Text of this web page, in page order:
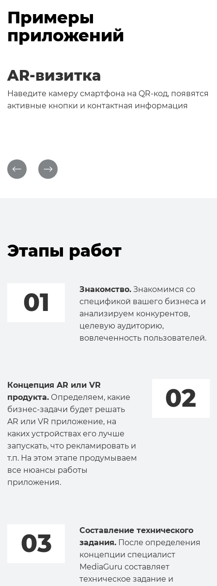
Примеры
приложений
AR-визитка
Наведите камеру смартфона на QR-код, появятся
активные кнопки и контактная информация
Этапы работ
01 Знакомство. Знакомимся со
спецификой вашего бизнеса и
анализируем конкурентов,
целевую аудиторию,
вовлеченность пользователей.
Концепция AR или VR
продукта. Определяем, какие
бизнес-задачи будет решать
AR или VR приложение, на
каких устройствах его лучше
запускать, что рекламировать и
т.п. На этом этапе продумываем
все нюансы работы
приложения.
02
03
Составление технического
задания. После определения
концепции специалист
MediaGuru составляет
техническое задание и